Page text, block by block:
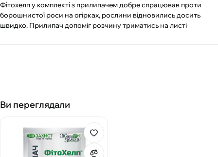
Фітохелп у комплекті з прилипачем добре спрацював проти
борошнистої роси на огірках, рослини відновились досить
швидко. Прилипач допоміг розчину триматись на листі
Ви переглядали